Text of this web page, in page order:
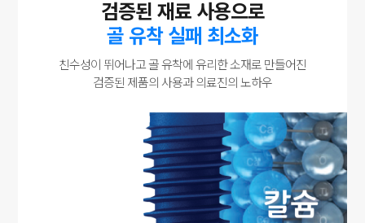
검증된 재료 사용으로
골 유착 실패 최소화
친수성이 뛰어나고 골 유착에 유리한 소재로 만들어진
검증된 제품의 사용과 의료진의 노하우